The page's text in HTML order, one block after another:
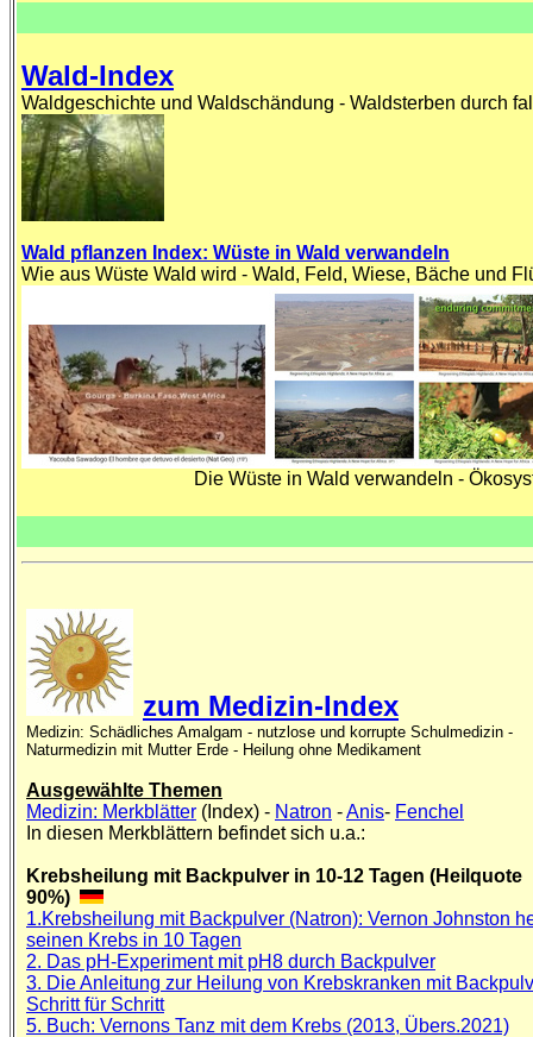
Wald-Index
Waldgeschichte und Waldschändung - Waldsterben durch
Wald pflanzen Index: Wüste in Wald verwandeln
Wie aus Wüste Wald wird - Wald, Feld, Wiese, Bäche und
Die Wüste in Wald verwandeln -
zum Medizin-Index
Medizin: Schädliches Amalgam - nutzlose und korrupte Schulmedizin -
Naturmedizin mit Mutter Erde - Heilung ohne Medikament
Ausgewählte Themen
Medizin: Merkblätter (Index) - Natron -Anis- Fenchel
In diesen Merkblättern befindet sich u.a.:
Krebsheilung mit Backpulver in 10-12 Tagen (Heilquote
90%)
1.Krebsheilung mit Backpulver (Natron): Vernon Johnston
seinen Krebs in 10 Tagen
2. Das pH-Experiment mit pH8 durch Backpulver
3. Die Anleitung zur Heilung von Krebskranken mit
Schritt für Schritt
5. Buch: Vernons Tanz mit dem Krebs (2013, Übers.2021)